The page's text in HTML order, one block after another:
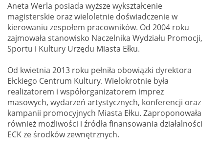
Aneta Werla posiada wyższe wykształcenie
magisterskie oraz wieloletnie doświadczenie w
kierowaniu zespołem pracowników. Od 2004 roku
zajmowała stanowisko Naczelnika Wydziału Promocji,
Sportu i Kultury Urzędu Miasta Ełku.
Od kwietnia 2013 roku pełniła obowiązki dyrektora
Ełckiego Centrum Kultury. Wielokrotnie była
realizatorem i współorganizatorem imprez
masowych, wydarzeń artystycznych, konferencji oraz
kampanii promocyjnych Miasta Ełku. Zaproponowała
również możliwości i źródła finansowania działalności
ECK ze środków zewnętrznych.